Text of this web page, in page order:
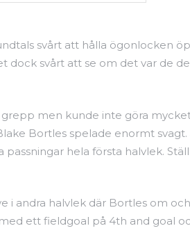
svårt att hålla ögonlocken
svårt att se om det var de
men kunde inte göra
Bortles spelade enormt
hela första halvlek.
i andra halvlek där Bortles om
ett fieldgoal på 4th and goal